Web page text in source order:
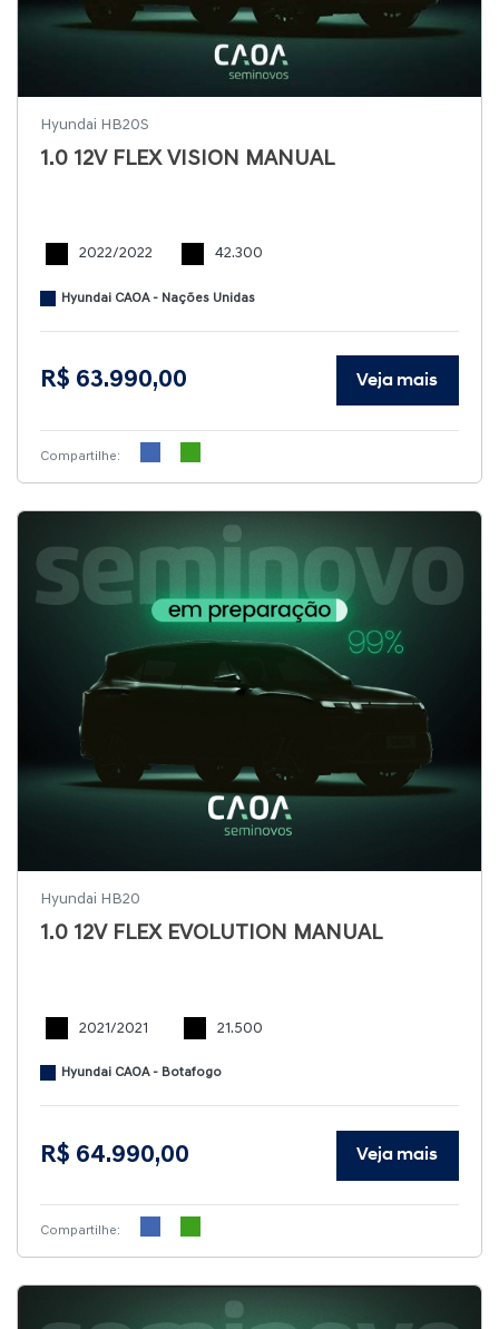
Hyundai HB20S
1.0 12V FLEX VISION MANUAL
2022/2022 42.300
Hyundai CAOA - Nações Unidas
R$ 63.990,00 Veja mais
Compartilhe:
Hyundai HB20
1.0 12V FLEX EVOLUTION MANUAL
2021/2021 21.500
Hyundai CAOA - Botafogo
R$ 64.990,00 Veja mais
Compartilhe: